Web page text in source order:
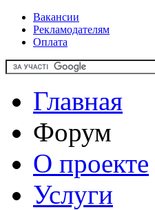
Вакансии
Рекламодателям
Оплата
Главная
Форум
О проекте
Услуги